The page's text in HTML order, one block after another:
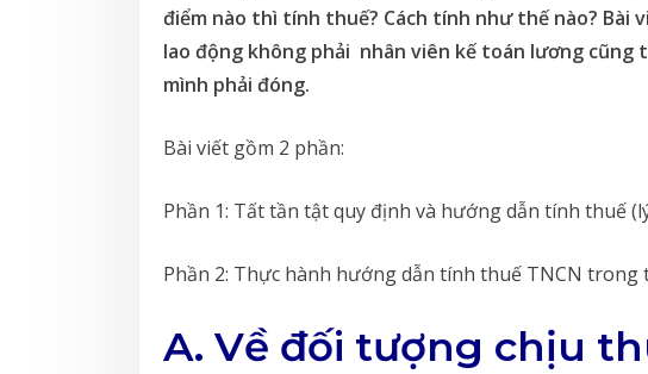
điểm nào thì tính thuế? Cách tính như thế nào? Bài
lao động không phải nhân viên kế toán lương cũng
mình phải đóng.
Bài viết gồm 2 phần:
Phần 1: Tất tần tật quy định và hướng dẫn tính thuế
Phần 2: Thực hành hướng dẫn tính thuế TNCN
A. Về đối tượng chịu